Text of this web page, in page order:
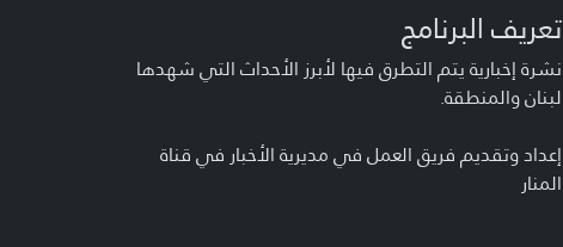
تعريف البرنامج
نشرة إخبارية يتم التطرق فيها لأبرز الأحداث التي شهدها
لبنان والمنطقة.
إعداد وتقديم فريق العمل في مديرية الأخبار في قناة
المنار